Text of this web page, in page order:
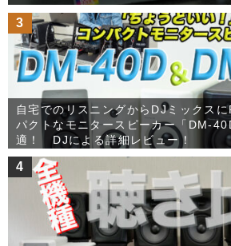
3
自宅でのリスニングからDJミックス
パクトなモニタースピーカー「DM-
適！ DJによる詳細レビュー！
4